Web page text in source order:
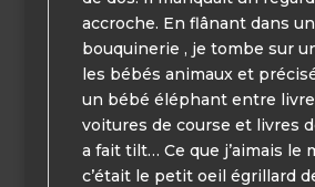
accroche. En flânant dans
bouquinerie , je tombe sur
les bébés animaux et
un bébé éléphant entre
voitures de course et livres
a fait tilt… Ce que j’aimais le
c’était le petit oeil égrillard